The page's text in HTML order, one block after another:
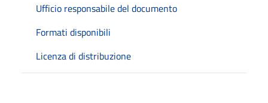
Ufficio responsabile del documento
Formati disponibili
Licenza di distribuzione